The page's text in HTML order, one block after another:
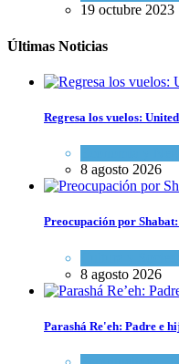
19 octubre 2023
Últimas Noticias
Regresa los vuelos:
8 agosto 2026
Preocupación por
8 agosto 2026
Parashá Re'eh: Padre e